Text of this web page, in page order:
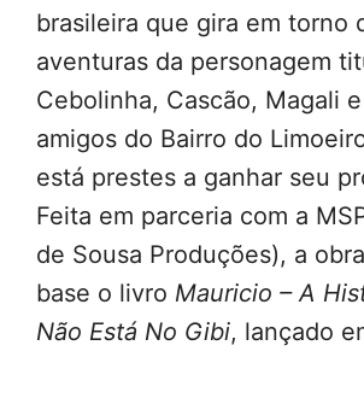
brasileira que gira em torno
aventuras da personagem
Cebolinha, Cascão, Magali
amigos do Bairro do
está prestes a ganhar seu
Feita em parceria com a
de Sousa Produções), a
base o livro Mauricio – A
Não Está No Gibi, lançado